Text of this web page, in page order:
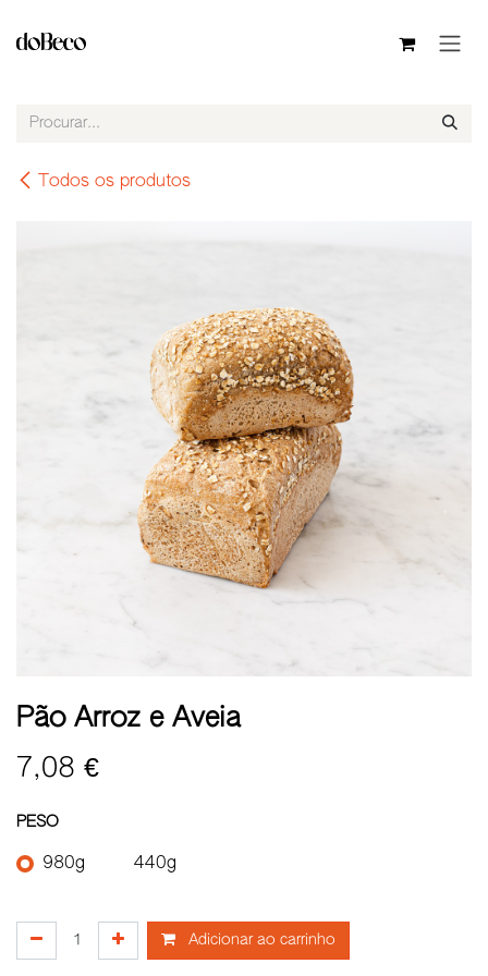
Todos os produtos
Pão Arroz e Aveia
7,08 €
PESO
980g 440g
Adicionar ao carrinho